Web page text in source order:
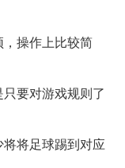
操作上比较简
要对游戏规则了
将足球踢到对应